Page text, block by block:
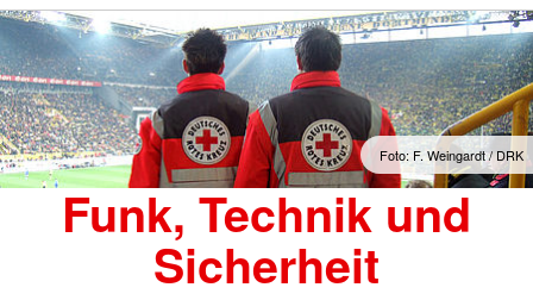
Foto: F. Weingardt / DRK
Funk, Technik und
Sicherheit